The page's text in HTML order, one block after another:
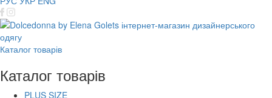
Каталог товарів
Каталог товарів
PLUS SIZE